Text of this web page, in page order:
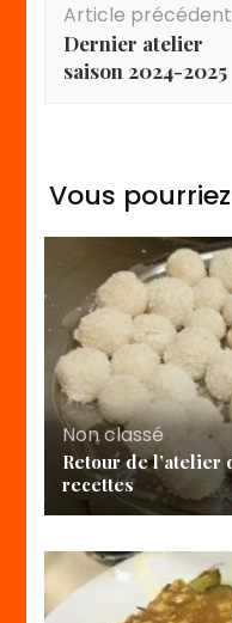
d'article
Article précédent
Dernier atelier
saison 2024-2025
Vous
Non classé
Retour de l’atelier
recettes